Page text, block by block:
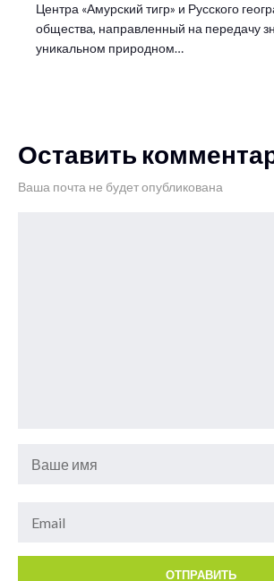
Центра «Амурский тигр» и Русского
общества, направленный на передачу
уникальном природном…
Оставить
Ваша почта не будет опубликована